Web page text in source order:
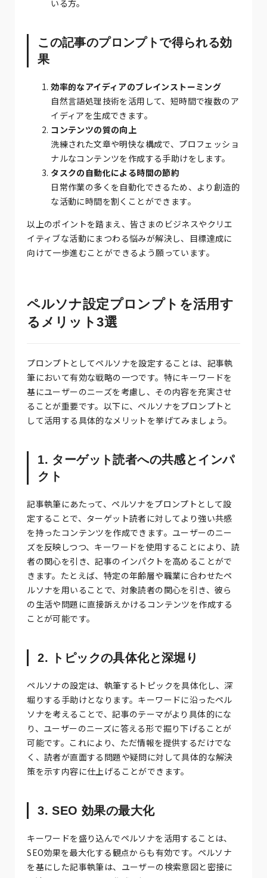
いる方。
この記事のプロンプトで得られる効
果
効率的なアイディアのブレインストーミング
自然言語処理技術を活用して、短時間で複数のア
イディアを生成できます。
コンテンツの質の向上
洗練された文章や明快な構成で、プロフェッショ
ナルなコンテンツを作成する手助けをします。
タスクの自動化による時間の節約
日常作業の多くを自動化できるため、より創造的
な活動に時間を割くことができます。
以上のポイントを踏まえ、皆さまのビジネスやクリエ
イティブな活動にまつわる悩みが解決し、目標達成に
向けて一歩進むことができるよう願っています。
ペルソナ設定プロンプトを活用す
るメリット3選
プロンプトとしてペルソナを設定することは、記事執
筆において有効な戦略の一つです。特にキーワードを
基にユーザーのニーズを考慮し、その内容を充実させ
ることが重要です。以下に、ペルソナをプロンプトと
して活用する具体的なメリットを挙げてみましょう。
1. ターゲット読者への共感とインパ
クト
記事執筆にあたって、ペルソナをプロンプトとして設
定することで、ターゲット読者に対してより強い共感
を持ったコンテンツを作成できます。ユーザーのニー
ズを反映しつつ、キーワードを使用することにより、読
者の関心を引き、記事のインパクトを高めることがで
きます。たとえば、特定の年齢層や職業に合わせたペ
ルソナを用いることで、対象読者の関心を引き、彼ら
の生活や問題に直接訴えかけるコンテンツを作成する
ことが可能です。
2. トピックの具体化と深堀り
ペルソナの設定は、執筆するトピックを具体化し、深
堀りする手助けとなります。キーワードに沿ったペル
ソナを考えることで、記事のテーマがより具体的にな
り、ユーザーのニーズに答える形で掘り下げることが
可能です。これにより、ただ情報を提供するだけでな
く、読者が直面する問題や疑問に対して具体的な解決
策を示す内容に仕上げることができます。
3. SEO 効果の最大化
キーワードを盛り込んでペルソナを活用することは、
SEO効果を最大化する観点からも有効です。ペルソナ
を基にした記事執筆は、ユーザーの検索意図と密接に